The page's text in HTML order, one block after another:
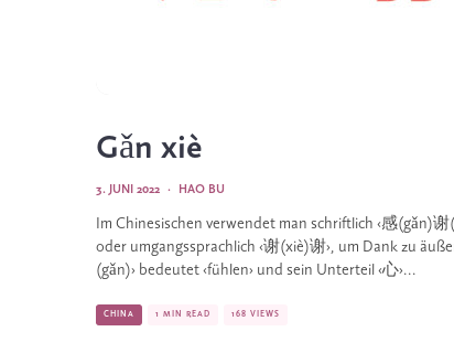
Gǎn xiè
HAO BU
·
3. JUNI 2022
Im Chinesischen verwendet man schriftlich ‹感(gǎn)谢
oder umgangssprachlich ‹谢(xiè)谢›, um Dank zu
(gǎn)› bedeutet ‹fühlen› und sein Unterteil ‹心›...
CHINA 1 MIN READ 168 VIEWS